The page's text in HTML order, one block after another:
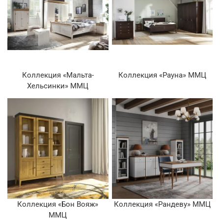
Коллекция «Мальта-
Хельсинки» ММЦ
Коллекция «Рауна» ММЦ
Коллекция «Бон Вояж»
ММЦ
Коллекция «Рандеву» ММЦ